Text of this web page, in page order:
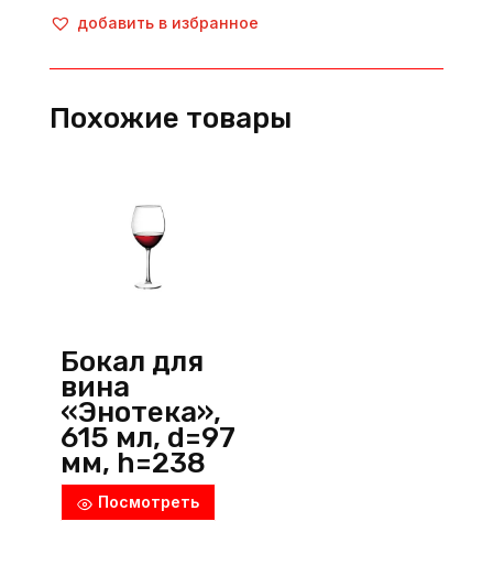
для
«Roma
220
прозрачный,
добавить в избранное
Похожие товары
Бокал для
вина
«Энотека»,
615 мл, d=97
мм, h=238
мм, стекло,
прозрачны
Посмотреть